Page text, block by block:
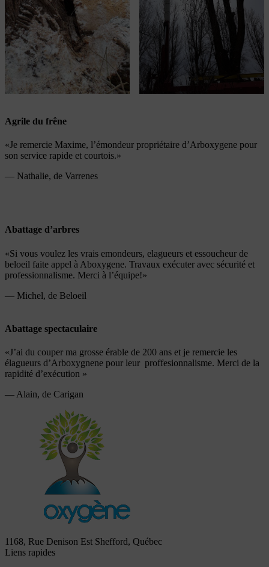
Agrile du frêne
«Je remercie Maxime, l’émondeur propriétaire d’Arboxygene pour
son service rapide et courtois.»
— Nathalie, de Varrenes
Abattage d’arbres
«Si vous voulez les vrais emondeurs, elagueurs et essoucheur de
beloeil faite appel à Aboxygene. Travaux exécuter avec sécurité et
professionnalisme. Merci à l’équipe!»
— Michel, de Beloeil
Abattage spectaculaire
«J’ai du couper ma grosse érable de 200 ans et je remercie les
élagueurs d’Arboxygnene pour leur proffesionnalisme. Merci de la
rapidité d’exécution »
— Alain, de Carigan
1168, Rue Denison Est Shefford, Québec
Liens rapides